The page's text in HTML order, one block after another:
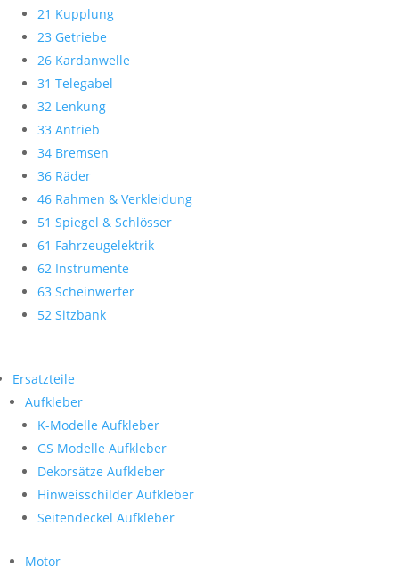
21 Kupplung
23 Getriebe
26 Kardanwelle
31 Telegabel
32 Lenkung
33 Antrieb
34 Bremsen
36 Räder
46 Rahmen & Verkleidung
51 Spiegel & Schlösser
61 Fahrzeugelektrik
62 Instrumente
63 Scheinwerfer
52 Sitzbank
Ersatzteile
Aufkleber
K-Modelle Aufkleber
GS Modelle Aufkleber
Dekorsätze Aufkleber
Hinweisschilder Aufkleber
Seitendeckel Aufkleber
Motor